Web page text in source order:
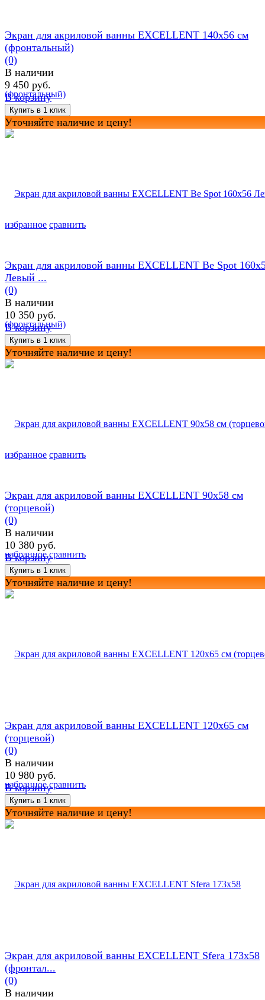
избранное сравнить
Экран для акриловой ванны EXCELLENT 140х56 см
(фронтальный)
(0)
В наличии
9 450 руб.
В корзину
Уточняйте наличие и цену!
избранное сравнить
Экран для акриловой ванны EXCELLENT Be Spot
Левый ...
(0)
В наличии
10 350 руб.
В корзину
Уточняйте наличие и цену!
избранное сравнить
Экран для акриловой ванны EXCELLENT 90х58 см
(торцевой)
(0)
В наличии
10 380 руб.
В корзину
Уточняйте наличие и цену!
избранное сравнить
Экран для акриловой ванны EXCELLENT 120х65 см
(торцевой)
(0)
В наличии
10 980 руб.
В корзину
Уточняйте наличие и цену!
Экран для акриловой ванны EXCELLENT Sfera 173х58
(фронтал...
(0)
В наличии